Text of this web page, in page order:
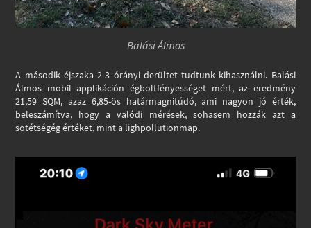
Balási Álmos
A második éjszaka 2-3 órányi derültet tudtunk kihasználni. Balási
Álmos mobil applikáción égboltfényességet mért, az eredmény
21,59 SQM, azaz 6,85-ös határmagnitúdó, ami nagyon jó érték,
beleszámítva, hogy a valódi mérések, sohasem hozzák azt a
sötétségég értéket, mint a lighpollutionmap.